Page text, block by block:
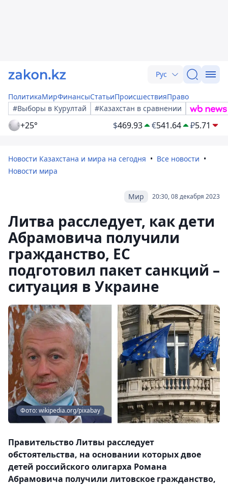
Рус
ПолитикаМирФинансыСтатьиПроисшествияПраво
#Выборы в Курултай
#Казахстан в сравнении
+25° $469.93 €541.64 ₽5.71
Новости Казахстана и мира на сегодня
Все новости
Новости мира
20:30, 08 декабря 2023
Мир
Литва расследует, как дети
Абрамовича получили
гражданство, ЕС
подготовил пакет санкций –
ситуация в Украине
Фото: wikipedia.org/pixabay
Правительство Литвы расследует
обстоятельства, на основании которых двое
детей российского олигарха Романа
Абрамовича получили литовское гражданство,